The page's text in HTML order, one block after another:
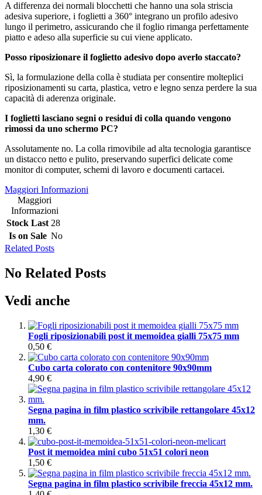
A differenza dei normali blocchetti che hanno una sola striscia
adesiva superiore, i foglietti a 360° integrano un profilo adesivo
lungo il perimetro, assicurando che il foglio rimanga perfettamente
piatto e adeso alla superficie su cui viene applicato.
Posso riposizionare il foglietto adesivo dopo averlo staccato?
Sì, la formulazione della colla è studiata per consentire molteplici
riposizionamenti su carta, plastica, vetro e legno senza perdere la sua
capacità di aderenza originale.
I foglietti lasciano segni o residui di colla quando vengono
rimossi da uno schermo PC?
Assolutamente no. La colla rimovibile ad alta tecnologia garantisce
un distacco netto e pulito, preservando superfici delicate come
monitor di computer, schemi di lavoro e documenti cartacei.
Maggiori Informazioni
Maggiori
Informazioni
Stock Last 28
Is on Sale No
Related Posts
No Related Posts
Vedi anche
Fogli riposizionabili post it memoidea gialli 75x75 mm
0,50 €
Cubo carta colorato con contenitore 90x90mm
4,90 €
Segna pagina in film plastico scrivibile rettangolare 45x12
mm.
1,30 €
Post it memoidea mini cubo 51x51 colori neon
1,50 €
Segna pagina in film plastico scrivibile freccia 45x12 mm.